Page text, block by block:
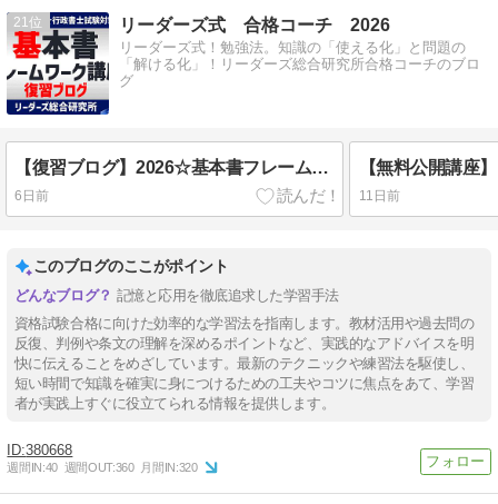
21 リーダーズ式 合格コーチ 2026
リーダーズ式！勉強法。知識の「使える化」と問題の
「解ける化」！リーダーズ総合研究所合格コーチのブロ
グ
【復習ブログ】2026☆基本書フレームワーク講座 行政法37・38・39回（解像度を上げる！）
6日前 11日前
このブログのここがポイント
記憶と応用を徹底追求した学習手法
資格試験合格に向けた効率的な学習法を指南します。教材活用や過去問の
反復、判例や条文の理解を深めるポイントなど、実践的なアドバイスを明
快に伝えることをめざしています。最新のテクニックや練習法を駆使し、
短い時間で知識を確実に身につけるための工夫やコツに焦点をあて、学習
者が実践上すぐに役立てられる情報を提供します。
380668
週間IN:40 週間OUT:360 月間IN:320